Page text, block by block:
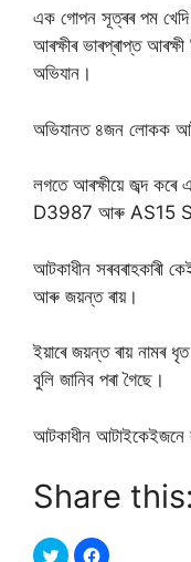
এক গোপন সূত্ৰৰ পম খেদি
আৰক্ষীৰ ভাৰপ্ৰাপ্ত
অভিযান।
অভিযানত ৪জন লোকক
লগতে আৰক্ষীয়ে জব্দ
D3987 আৰু AS15
আটকাধীন সৰবৰাহকাৰী
আৰু জয়ন্ত ৰায়।
ইয়াৰে জয়ন্ত ৰায় নামৰ
বুলি জানিব পৰা গৈছে।
আটকাধীন আটাইকেইজনে
Share this: